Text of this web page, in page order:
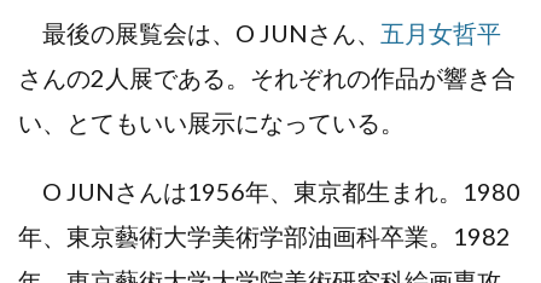
最後の展覧会は、O JUNさん、 五月女哲平
さんの2人展である。それぞれの作品が響き合
い、とてもいい展示になっている。
O JUNさんは1956年、東京都生まれ。1980
年、東京藝術大学美術学部油画科卒業。1982